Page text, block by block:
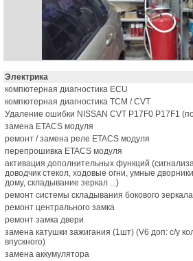
Электрика
компютерная диагностика ECU
компютерная диагностика TCM / CVT
Удаление ошибки NISSAN CVT P17F0 P17F1
замена ETACS модуля
ремонт / замена реле ETACS модуля
перепрошивка ETACS модуля
активация дополнительных функций
доводчик стекол, ходовые огни, умные
дому, складывание зеркал ...)
ремонт системы складывания бокового зеркала
ремонт центрального замка
ремонт замка двери
замена катушки зажигания (1шт) (V6 доп: с/у
впускного)
замена аккумулятора